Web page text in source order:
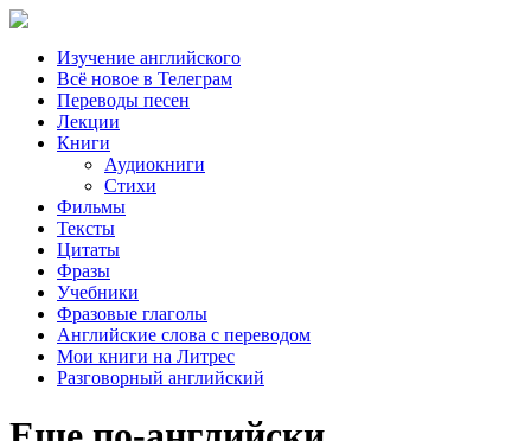
Изучение английского
Всё новое в Телеграм
Переводы песен
Лекции
Книги
Аудиокниги
Стихи
Фильмы
Тексты
Цитаты
Фразы
Учебники
Фразовые глаголы
Английские слова с переводом
Мои книги на Литрес
Разговорный английский